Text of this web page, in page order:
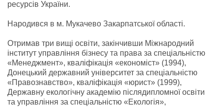
ресурсів України.
Народився в м. Мукачево Закарпатської області.
Отримав три вищі освіти, закінчивши Міжнародний
інститут управління бізнесу та права за спеціальністю
«Менеджмент», кваліфікація «економіст» (1994),
Донецький державний університет за спеціальністю
«Правознавство», кваліфікація «юрист» (1999),
Державну екологічну академію післядипломної освіти
та управління за спеціальністю «Екологія»,